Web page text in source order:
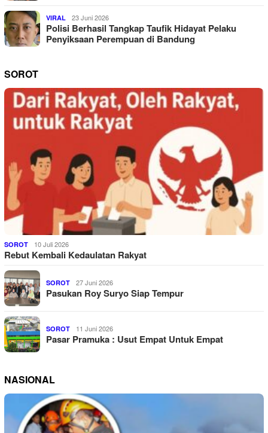
VIRAL 23 Juni 2026
Polisi Berhasil Tangkap Taufik Hidayat Pelaku
Penyiksaan Perempuan di Bandung
SOROT
SOROT 10 Juli 2026
Rebut Kembali Kedaulatan Rakyat
SOROT 27 Juni 2026
Pasukan Roy Suryo Siap Tempur
SOROT 11 Juni 2026
Pasar Pramuka : Usut Empat Untuk Empat
NASIONAL